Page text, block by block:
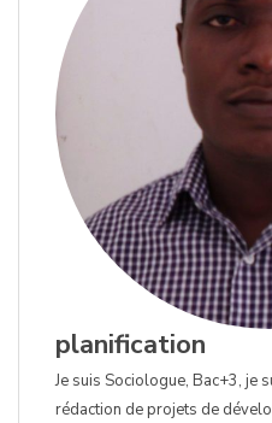
planification
Je suis Sociologue, Bac+3, je
rédaction de projets de